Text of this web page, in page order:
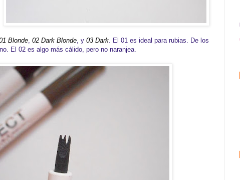
Blonde, 02 Dark Blonde, y 03 Dark. El 01 es ideal para rubias. De los
El 02 es algo más cálido, pero no naranjea.